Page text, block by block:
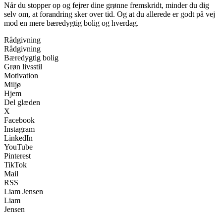
Når du stopper op og fejrer dine grønne fremskridt, minder du dig
selv om, at forandring sker over tid. Og at du allerede er godt på vej
mod en mere bæredygtig bolig og hverdag.
Rådgivning
Rådgivning
Bæredygtig bolig
Grøn livsstil
Motivation
Miljø
Hjem
Del glæden
X
Facebook
Instagram
LinkedIn
YouTube
Pinterest
TikTok
Mail
RSS
Liam Jensen
Liam
Jensen